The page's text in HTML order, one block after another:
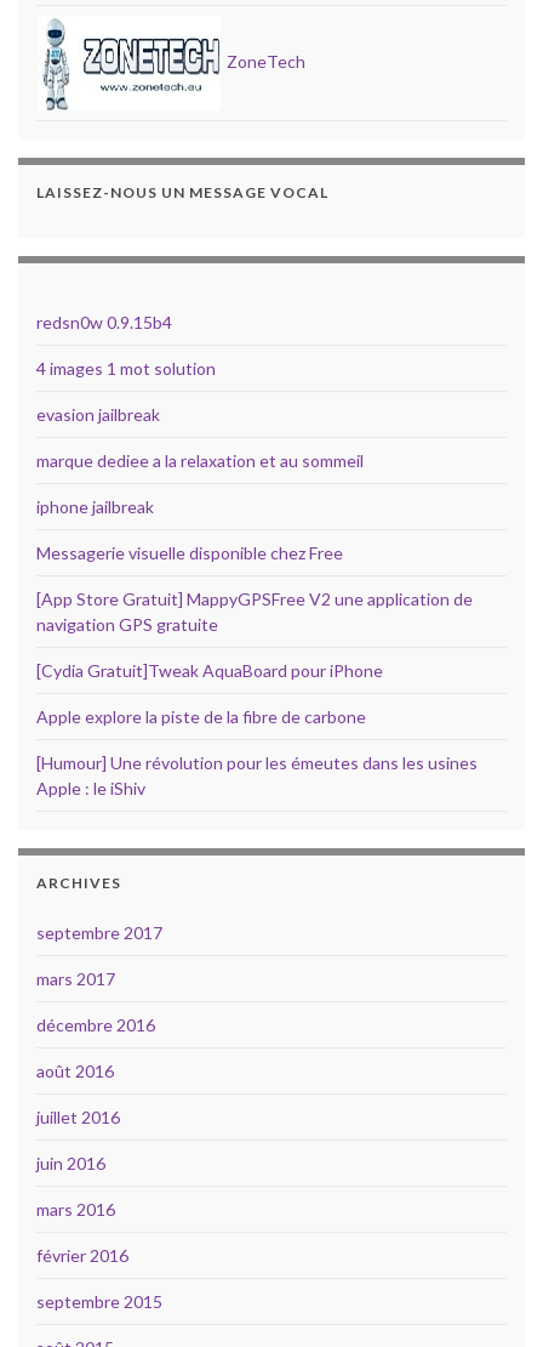
ZoneTech
LAISSEZ-NOUS UN MESSAGE VOCAL
redsn0w 0.9.15b4
4 images 1 mot solution
evasion jailbreak
marque dediee a la relaxation et au sommeil
iphone jailbreak
Messagerie visuelle disponible chez Free
[App Store Gratuit] MappyGPSFree V2 une application de
navigation GPS gratuite
[Cydia Gratuit]Tweak AquaBoard pour iPhone
Apple explore la piste de la fibre de carbone
[Humour] Une révolution pour les émeutes dans les usines
Apple : le iShiv
ARCHIVES
septembre 2017
mars 2017
décembre 2016
août 2016
juillet 2016
juin 2016
mars 2016
février 2016
septembre 2015